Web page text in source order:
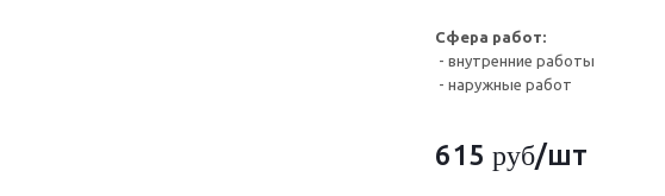
Сфера работ:
- внутренние работы
- наружные работ
615 руб/шт